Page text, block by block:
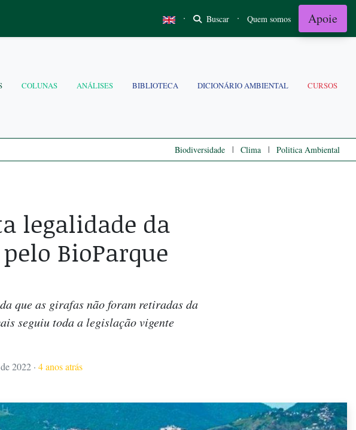
· Buscar · Quem somos Apoie
COLUNAS ANÁLISES BIBLIOTECA DICIONÁRIO AMBIENTAL CURSOS
Biodiversidade | Clima | Politica Ambiental
legalidade da
BioParque
que as girafas não foram retiradas da
seguiu toda a legislação vigente
2022 · 4 anos atrás